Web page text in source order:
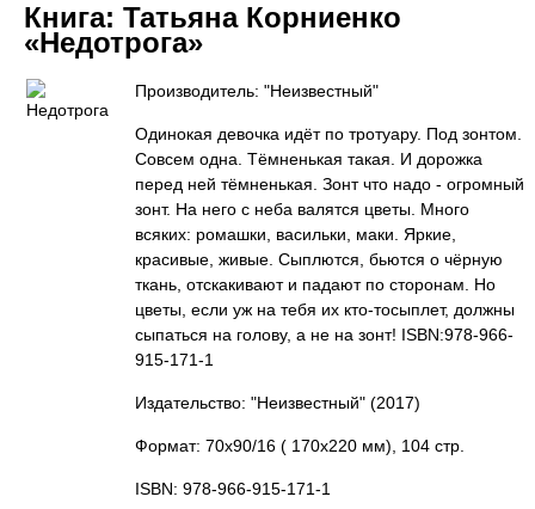
Книга: Татьяна Корниенко
«Недотрога»
Производитель: "Неизвестный"
Одинокая девочка идёт по тротуару. Под зонтом.
Совсем одна. Тёмненькая такая. И дорожка
перед ней тёмненькая. Зонт что надо - огромный
зонт. На него с неба валятся цветы. Много
всяких: ромашки, васильки, маки. Яркие,
красивые, живые. Сыплются, бьются о чёрную
ткань, отскакивают и падают по сторонам. Но
цветы, если уж на тебя их кто-тосыплет, должны
сыпаться на голову, а не на зонт! ISBN:978-966-
915-171-1
Издательство: "Неизвестный" (2017)
Формат: 70х90/16 ( 170х220 мм), 104 стр.
ISBN: 978-966-915-171-1